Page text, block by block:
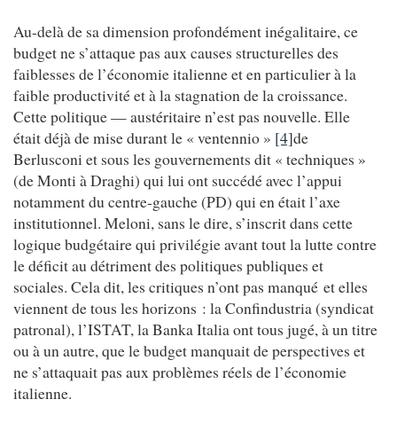
Au-delà de sa dimension profondément inégalitaire, ce
budget ne s’attaque pas aux causes structurelles des
faiblesses de l’économie italienne et en particulier à la
faible productivité et à la stagnation de la croissance.
Cette politique — austéritaire n’est pas nouvelle. Elle
était déjà de mise durant le « ventennio » [4]de
Berlusconi et sous les gouvernements dit « techniques »
(de Monti à Draghi) qui lui ont succédé avec l’appui
notamment du centre-gauche (PD) qui en était l’axe
institutionnel. Meloni, sans le dire, s’inscrit dans cette
logique budgétaire qui privilégie avant tout la lutte contre
le déficit au détriment des politiques publiques et
sociales. Cela dit, les critiques n’ont pas manqué et elles
viennent de tous les horizons : la Confindustria (syndicat
patronal), l’ISTAT, la Banka Italia ont tous jugé, à un titre
ou à un autre, que le budget manquait de perspectives et
ne s’attaquait pas aux problèmes réels de l’économie
italienne.